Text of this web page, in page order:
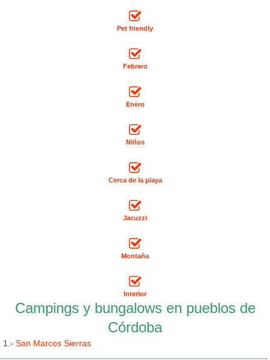
Pet friendly
Febrero
Enero
Niños
Cerca de la playa
Jacuzzi
Montaña
Interior
Campings y bungalows en pueblos de
Córdoba
1.- San Marcos Sierras